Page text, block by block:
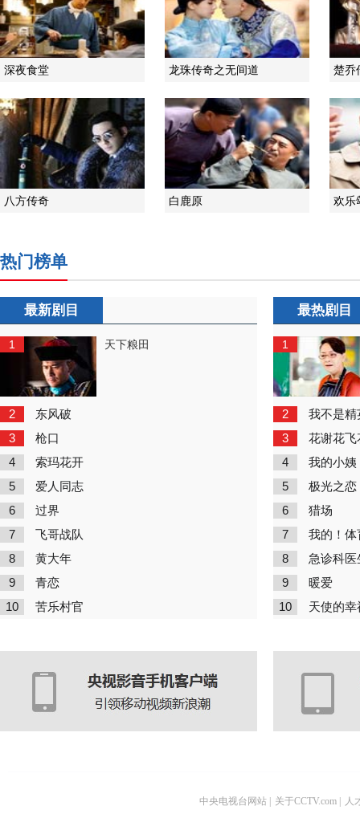
深夜食堂 龙珠传奇之无间道 楚乔
八方传奇 白鹿原 欢乐
热门榜单
最新剧目
1 天下粮田
2 东风破
3 枪口
4 索玛花开
5 爱人同志
6 过界
7 飞哥战队
8 黄大年
9 青恋
10 苦乐村官
最热剧目
1
2 我不是精
3 花谢花飞
4 我的小姨
5 极光之恋
6 猎场
7 我的！体
8 急诊科医
9 暖爱
10 天使的幸
中央电视台网站 关于CCTV.com 人